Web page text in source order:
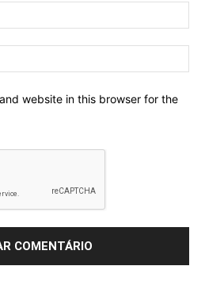
website in this browser for the